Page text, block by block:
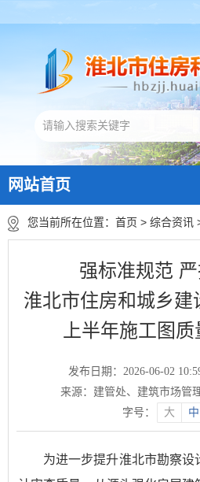
网站首页
您当前所在位置： 首页 > 综合资讯
强标准规范
淮北市住房和城乡建
上半年施工图
发布日期：2026-06-02
来源：建管处、建筑市场管
字号：
大 中
为进一步提升淮北市勘察